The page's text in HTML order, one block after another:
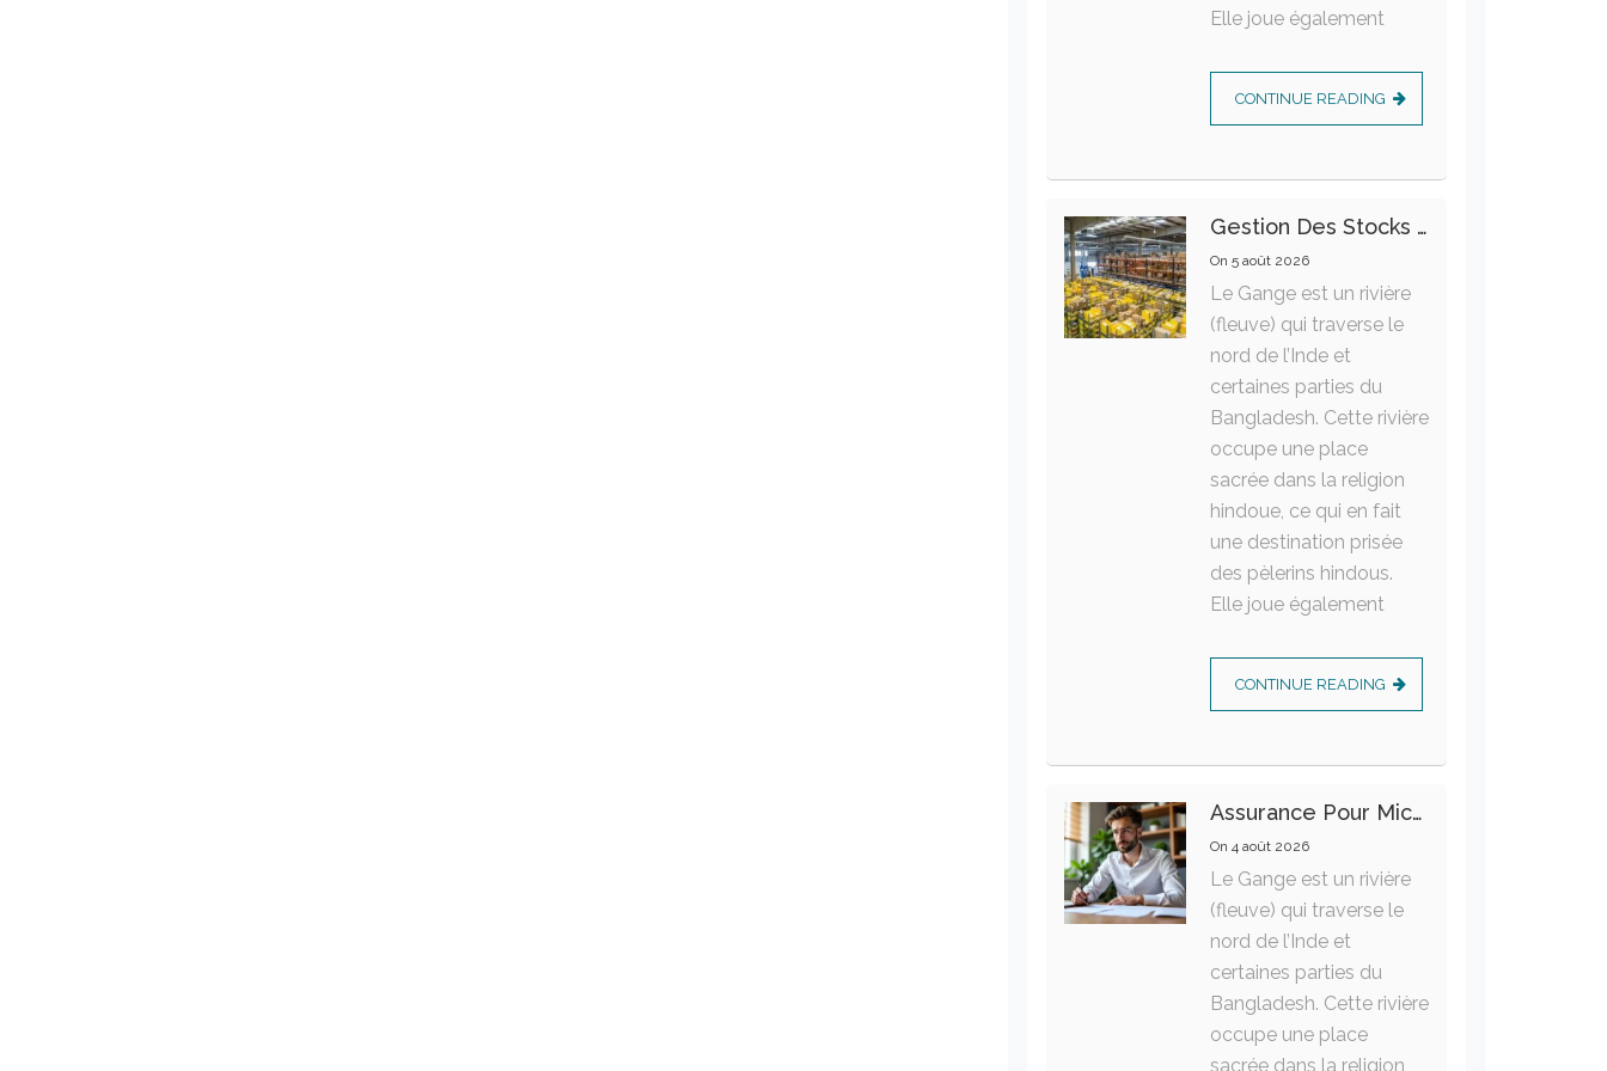
Elle joue également
CONTINUE READING
Gestion Des Stocks : Meilleures Pratiques Intralogistiques
On 5 août 2026
Le Gange est un rivière
(fleuve) qui traverse le
nord de l’Inde et
certaines parties du
Bangladesh. Cette rivière
occupe une place
sacrée dans la religion
hindoue, ce qui en fait
une destination prisée
des pèlerins hindous.
Elle joue également
CONTINUE READING
Assurance Pour Micro-Entrepreneur : Les Garanties Essentielles À Connaître
On 4 août 2026
Le Gange est un rivière
(fleuve) qui traverse le
nord de l’Inde et
certaines parties du
Bangladesh. Cette rivière
occupe une place
sacrée dans la religion